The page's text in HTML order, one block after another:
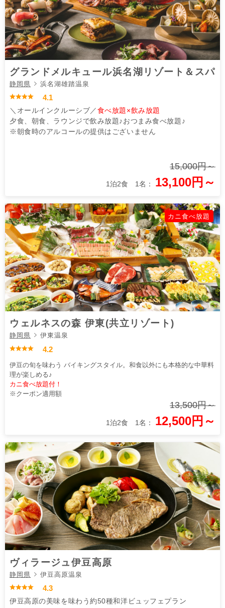
グランドメルキュール浜名湖リゾート＆スパ
静岡県 浜名湖雄踏温泉
4.1
＼オールインクルーシブ／食べ放題×飲み放題
夕食、朝食、ラウンジで飲み放題♪おつまみ食べ放題♪
※朝食時のアルコールの提供はございません
15,000円～
1泊2食 1名： 13,100円～
カニ食べ放題
ウェルネスの森 伊東(共立リゾート)
静岡県 伊東温泉
4.2
伊豆の旬を味わう バイキングスタイル。和食以外にも本格的な中華料
理が楽しめる♪
カニ食べ放題付！
※クーポン適用額
13,500円～
1泊2食 1名： 12,500円～
ヴィラージュ伊豆高原
静岡県 伊豆高原温泉
4.3
伊豆高原の美味を味わう約50種和洋ビュッフェプラン